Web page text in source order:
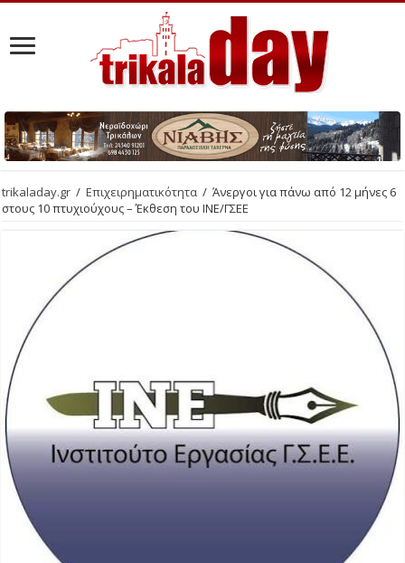
trikaladay.gr / Επιχειρηματικότητα / Άνεργοι για πάνω από 12 μήνες 6
στους 10 πτυχιούχους – Έκθεση του ΙΝΕ/ΓΣΕΕ